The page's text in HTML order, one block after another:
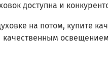
доступна и
на потом, купите